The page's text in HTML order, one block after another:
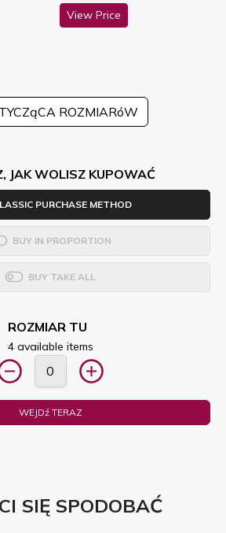
View Price
ROZMIARóW
JAK WOLISZ KUPOWAĆ
PURCHASE METHOD
BUY IN PROPORTION
BUY TAKE ALL
ROZMIAR TU
4 available items
WEJDź TERAZ
SIĘ SPODOBAĆ